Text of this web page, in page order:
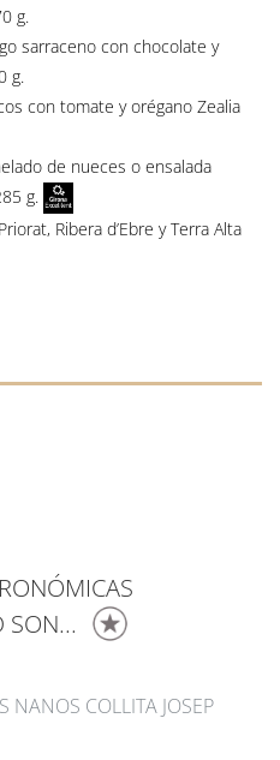
g.
sarraceno con chocolate y
g.
con tomate y orégano Zealia
de nueces o ensalada
g.
Ribera d’Ebre y Terra Alta
SON...
NANOS COLLITA JOSEP